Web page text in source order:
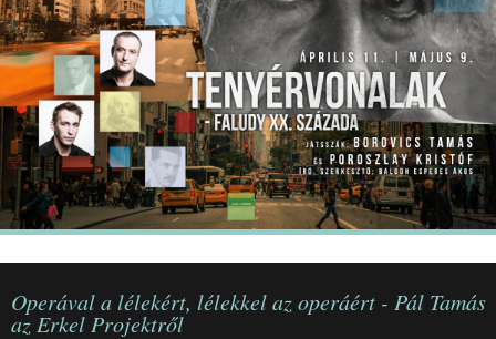
KÖZÉRDEKŰ ADATOK
Operával a lélekért, lélekkel az operáért - Pál Tamás
az Erkel Projektről